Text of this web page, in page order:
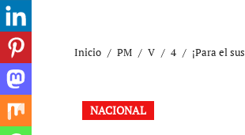
Inicio PM V 4 ¡Para el
NACIONAL